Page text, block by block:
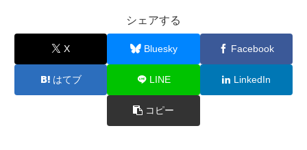
シェアする
X Bluesky Facebook
はてブ LINE LinkedIn
コピー